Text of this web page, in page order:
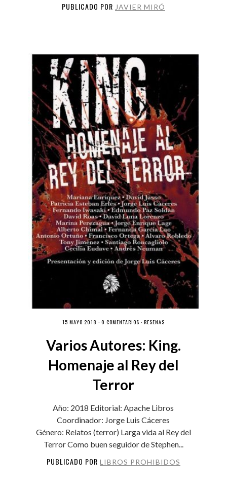
PUBLICADO POR JAVIER MIRÓ
15 MAYO 2018 · 0 COMENTARIOS · RESEÑAS
Varios Autores: King.
Homenaje al Rey del
Terror
Año: 2018 Editorial: Apache Libros
Coordinador: Jorge Luis Cáceres
Género: Relatos (terror) Larga vida al Rey del
Terror Como buen seguidor de Stephen...
PUBLICADO POR LIBROS PROHIBIDOS